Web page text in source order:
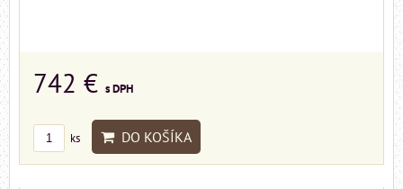
742 € s DPH
ks DO KOŠÍKA